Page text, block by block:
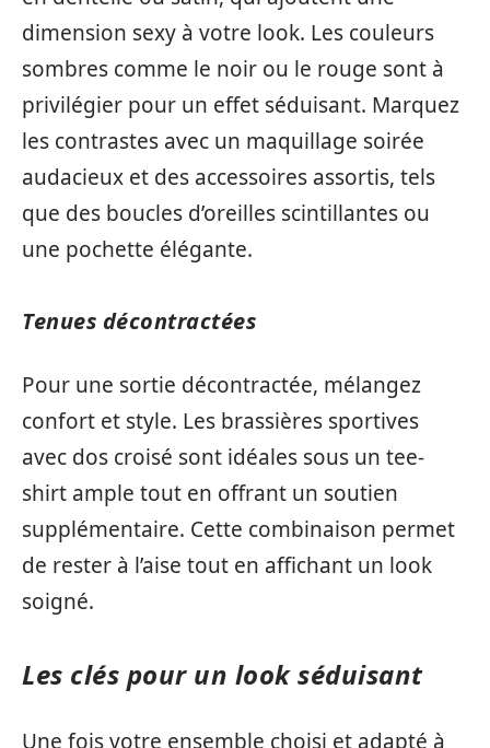
dimension sexy à votre look. Les couleurs
sombres comme le noir ou le rouge sont à
privilégier pour un effet séduisant. Marquez
les contrastes avec un maquillage soirée
audacieux et des accessoires assortis, tels
que des boucles d’oreilles scintillantes ou
une pochette élégante.
Tenues décontractées
Pour une sortie décontractée, mélangez
confort et style. Les brassières sportives
avec dos croisé sont idéales sous un tee-
shirt ample tout en offrant un soutien
supplémentaire. Cette combinaison permet
de rester à l’aise tout en affichant un look
soigné.
Les clés pour un look séduisant
Une fois votre ensemble choisi et adapté à